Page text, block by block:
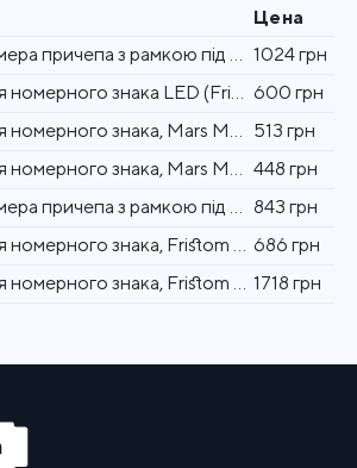
Цена
Підсвічування номера причепа з рамкою під номер LED 24V LED Туреччина (2400490034) 1024 грн
Ліхтар освітлення номерного знака LED (Fristom) Fristom LED Польща (2404515026) 600 грн
Ліхтар освітлення номерного знака, Mars Mars Туреччина (2404710401) 513 грн
Ліхтар освітлення номерного знака, Mars Mars Туреччина (2404720407) 448 грн
Підсвічування номера причепа з рамкою під номер LED 24V LED Туреччина (2400490035) 843 грн
Ліхтар освітлення номерного знака, Fristom Fristom LED Польща (2404510311) 686 грн
Ліхтар освітлення номерного знака, Fristom (з кабелем) Fristom LED Польща (2404515027) 1718 грн